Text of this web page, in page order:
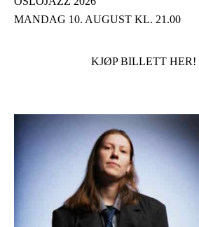
MANDAG 10. AUGUST KL. 21.00
KJØP BILLETT HER!